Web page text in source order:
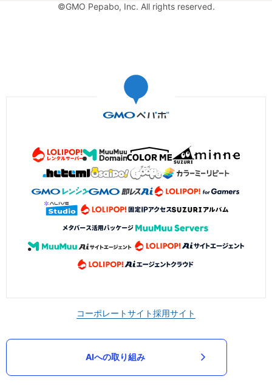
©GMO Pepabo, Inc. All rights reserved.
コーポレートサイト採用サイト
AIへの取り組み